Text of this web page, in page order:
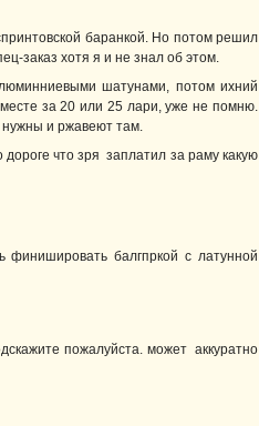
баранкой. Но потом решил
заказ хотя я и не знал об этом.
шатунами, потом ихний
за 20 или 25 лари, уже не помню.
нужны и ржавеют там.
что зря заплатил за раму какую
балгпркой с латунной
пожалуйста. может аккуратно